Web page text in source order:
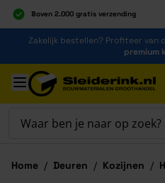
Boven 2.000 gratis verzending
Al 40 jaar dé specialist
Alles onder één dak
Ga naar de inhoud
Zakelijk bestellen? Profiteer van
premium
Ga naar hoofdinhoud
Home / Deuren / Kozijnen /